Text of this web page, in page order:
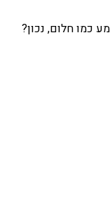
כמו חלום, נכון?